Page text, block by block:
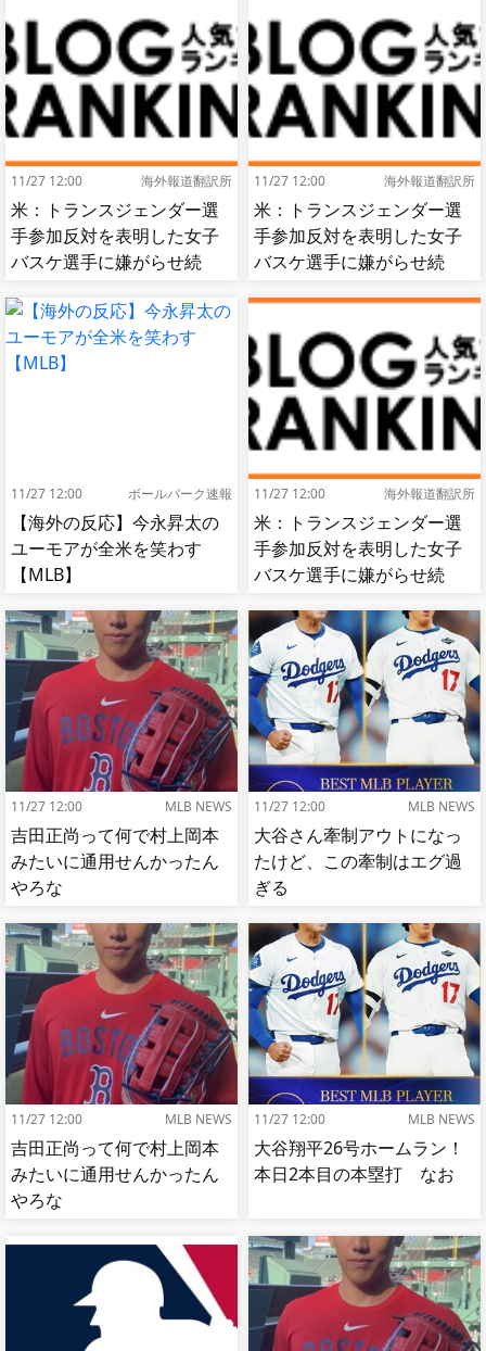
11/27 12:00 海外報道翻訳所
米：トランスジェンダー選
手参加反対を表明した女子
バスケ選手に嫌がらせ続
肘鉄を顔面に食らう[海外の
反応]
11/27 12:00 海外報道翻訳所
米：トランスジェンダー選
手参加反対を表明した女子
バスケ選手に嫌がらせ続
反応]
11/27 12:00 ボールパーク速報
【海外の反応】今永昇太の
ユーモアが全米を笑わす
【MLB】
11/27 12:00 海外報道翻訳所
米：トランスジェンダー選
手参加反対を表明した女子
バスケ選手に嫌がらせ続
肘鉄を顔面に食らう[海外の
反応]
11/27 12:00 MLB NEWS
吉田正尚って何で村上岡本
みたいに通用せんかったん
やろな
11/27 12:00 MLB NEWS
大谷さん牽制アウトになっ
たけど、この牽制はエグ過
ぎる
11/27 12:00 MLB NEWS
吉田正尚って何で村上岡本
みたいに通用せんかったん
やろな
11/27 12:00 MLB NEWS
大谷翔平26号ホームラン！
本日2本目の本塁打 なお